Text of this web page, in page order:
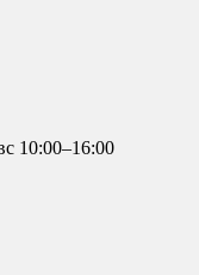
10:00–16:00